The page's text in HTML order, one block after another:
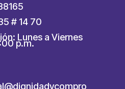
# 14 70
Lunes a Viernes
p.m.